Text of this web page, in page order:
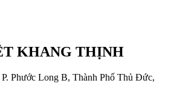
KHANG THỊNH
Phước Long B, Thành Phố Thủ Đức,